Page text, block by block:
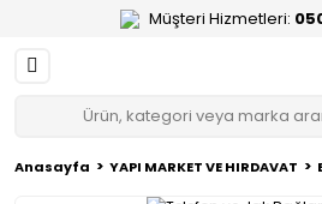
Müşteri Hizmetleri:
Anasayfa YAPI MARKET VE HIRDAVAT